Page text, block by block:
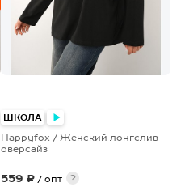
ШКОЛА
Happyfox / Женский лонгслив
оверсайз
559 ₽ / опт
?